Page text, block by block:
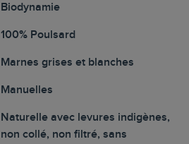
Biodynamie
100% Poulsard
Marnes grises et blanches
Manuelles
Naturelle avec levures indigènes,
non collé, non filtré, sans